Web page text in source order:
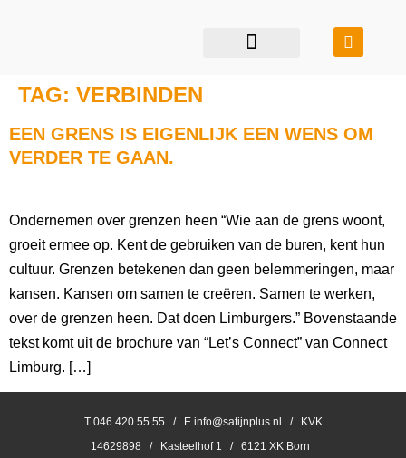
TAG: VERBINDEN
EEN GRENS IS EIGENLIJK EEN WENS OM
VERDER TE GAAN.
Ondernemen over grenzen heen “Wie aan de grens woont,
groeit ermee op. Kent de gebruiken van de buren, kent hun
cultuur. Grenzen betekenen dan geen belemmeringen, maar
kansen. Kansen om samen te creëren. Samen te werken,
over de grenzen heen. Dat doen Limburgers.” Bovenstaande
tekst komt uit de brochure van “Let’s Connect” van Connect
Limburg. […]
T 046 420 55 55 / E info@satijnplus.nl / KVK
14629898 / Kasteelhof 1 / 6121 XK Born